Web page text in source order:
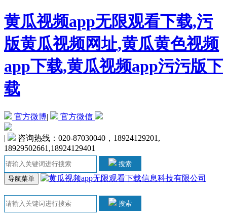
黄瓜视频app无限观看下载,污
版黄瓜视频网址,黄瓜黄色视频
app下载,黄瓜视频app污污版下
载
官方微博| 官方微信
|
咨询热线：020-87030040，18924129201,
18929502661,18924129401
搜索
导航菜单
搜索